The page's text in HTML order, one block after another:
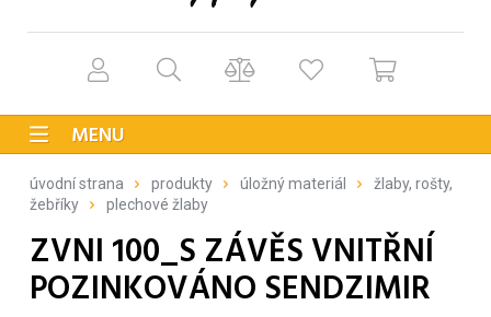
MENU
úvodní strana produkty úložný materiál
žlaby, rošty,
žebříky
plechové žlaby
ZVNI 100_S ZÁVĚS VNITŘNÍ
POZINKOVÁNO SENDZIMIR